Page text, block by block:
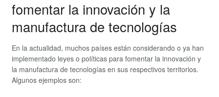
fomentar la innovación y la
manufactura de tecnologías
En la actualidad, muchos países están considerando o ya han
implementado leyes o políticas para fomentar la innovación y
la manufactura de tecnologías en sus respectivos territorios.
Algunos ejemplos son: